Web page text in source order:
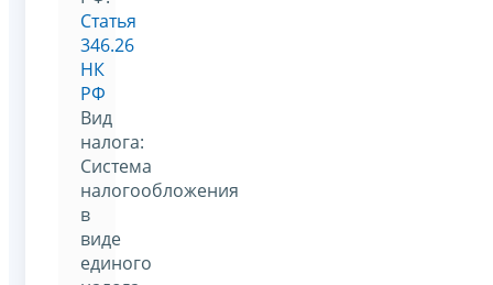
Статья
346.26
НК
РФ
Вид
налога:
Система
налогообложения
в
виде
единого